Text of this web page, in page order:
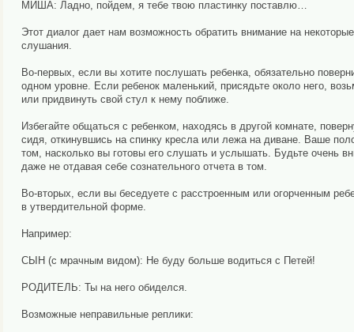
МИША: Ладно, пойдем, я тебе твою пластинку поставлю…
Этот диалог дает нам возможность обратить внимание на
слушания.
Во-первых, если вы хотите послушать ребенка, обязательно
одном уровне. Если ребенок маленький, присядьте около него,
или придвинуть свой стул к нему поближе.
Избегайте общаться с ребенком, находясь в другой комнате,
сидя, откинувшись на спинку кресла или лежа на диване. Ваше
том, насколько вы готовы его слушать и услышать. Будьте очень
даже не отдавая себе сознательного отчета в том.
Во-вторых, если вы беседуете с расстроенным или огорченным
в утвердительной форме.
Например:
СЫН (с мрачным видом): Не буду больше водиться с Петей!
РОДИТЕЛЬ: Ты на него обиделся.
Возможные неправильные реплики: